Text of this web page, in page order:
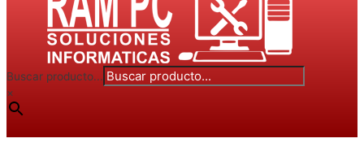
Buscar producto...
×